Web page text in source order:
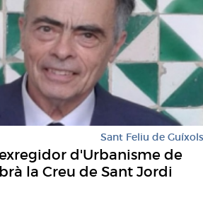
Sant Feliu de Guíxols
d'Urbanisme de
la Creu de Sant Jordi